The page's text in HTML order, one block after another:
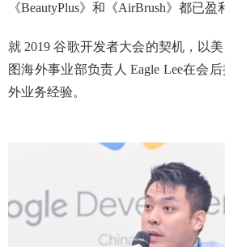
《BeautyPlus》和《AirBrush》都已盈
就 2019 谷歌开发者大会的契机，以
图海外事业部负责人 Eagle Lee在会
外业务经验。